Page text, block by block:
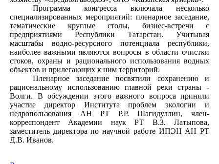
Программа конгресса включала несколько
специализированных мероприятий: пленарное заседание,
тематические круглые столы, бизнес-встречи с
предприятиями Республики Татарстан. Учитывая
масштабы водно-ресурсного потенциала республики,
наиболее важными являются вопросы в области очистки
стоков, охраны и рационального использования водных
объектов и прилегающих к ним территорий.
Пленарное заседание посвятили сохранению и
рациональному использованию главной реки страны -
Волги. В обсуждении этого важного вопроса приняли
участие директор Института проблем экологии и
недропользования АН РТ Р.Р. Шагидуллин, член-
корреспондент Академии наук РТ В.З. Латыпова,
заместитель директора по научной работе ИПЭН АН РТ
Д.В. Иванов.